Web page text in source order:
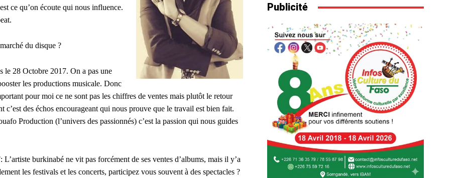
ce qu’on écoute qui nous influence.
du disque ?
le 28 Octobre 2017. On a pas une
les productions musicale. Donc
pour moi ce ne sont pas les chiffres de ventes mais plutôt le retour
des échos encourageant qui nous prouve que le travail est bien fait.
Production (l’univers des passionnés) c’est la passion qui nous guides
L’artiste burkinabé ne vit pas forcément de ses ventes d’albums, mais il y’a
les festivals et les concerts, participez vous souvent à des spectacles ?
Publicité